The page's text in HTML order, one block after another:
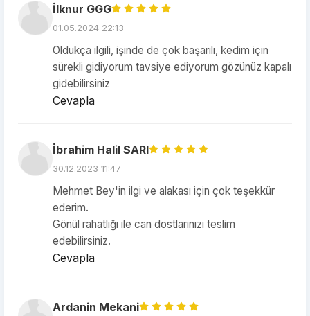
İlknur GGG
01.05.2024 22:13
Oldukça ilgili, işinde de çok başarılı, kedim için
sürekli gidiyorum tavsiye ediyorum gözünüz kapalı
gidebilirsiniz
Cevapla
İbrahim Halil SARI
30.12.2023 11:47
Mehmet Bey'in ilgi ve alakası için çok teşekkür
ederim.
Gönül rahatlığı ile can dostlarınızı teslim
edebilirsiniz.
Cevapla
Ardanin Mekani